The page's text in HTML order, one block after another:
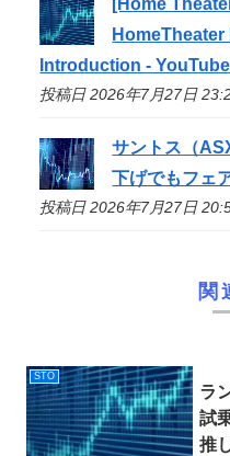
Introduction - YouTube
投稿日 2026年7月27日
サントス（
下げでもフェ
投稿日 2026年7月27日
関
STO
ラ
試
推